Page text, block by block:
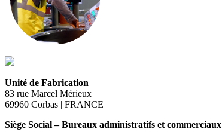
Unité de Fabrication
83 rue Marcel Mérieux
69960 Corbas | FRANCE
Siège Social – Bureaux administratifs et commerciaux